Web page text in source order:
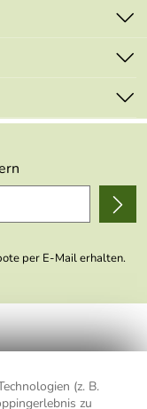
(z. B.
zu
per E-Mail erhalten.
in anonymer Form
hat. Diese
für Werbezwecke
widerrufen, indem ich
anklicke oder die
Die
genommen.